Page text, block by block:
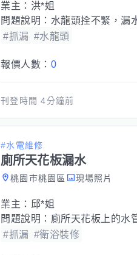
業主： 洪*姐
問題說明： 水龍頭拴不緊，漏
#抓漏 #水龍頭
報價人數： 0
刊登時間4分鐘前
#水電維修
廁所天花板漏水
桃園市桃園區 現場照片
業主：
邱*姐
問題說明： 廁所天花板上的水
#抓漏 #衛浴裝修